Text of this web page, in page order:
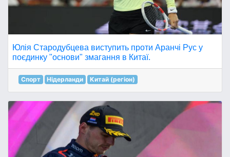
Юлія Стародубцева виступить проти Аранчі Рус у
поєдинку "основи" змагання в Китаї.
Спорт Нідерланди Китай (регіон)